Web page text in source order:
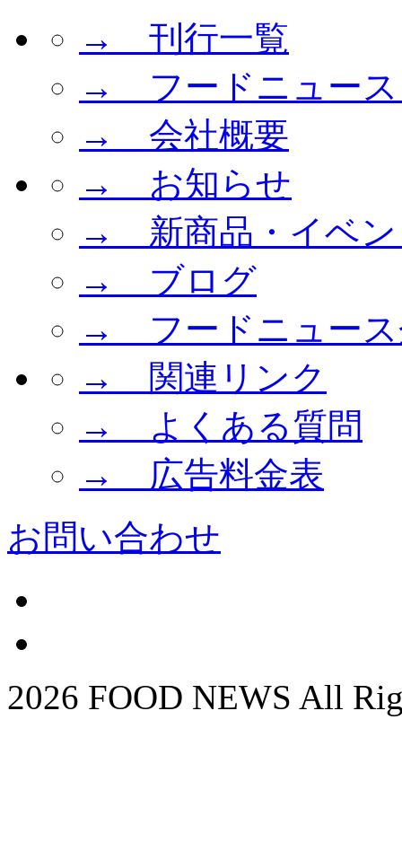
→ 刊行一覧
→ フードニュース
→ 会社概要
→ お知らせ
→ 新商品・イベン
→ ブログ
→ フードニュース
→ 関連リンク
→ よくある質問
→ 広告料金表
お問い合わせ
2026 FOOD NEWS All